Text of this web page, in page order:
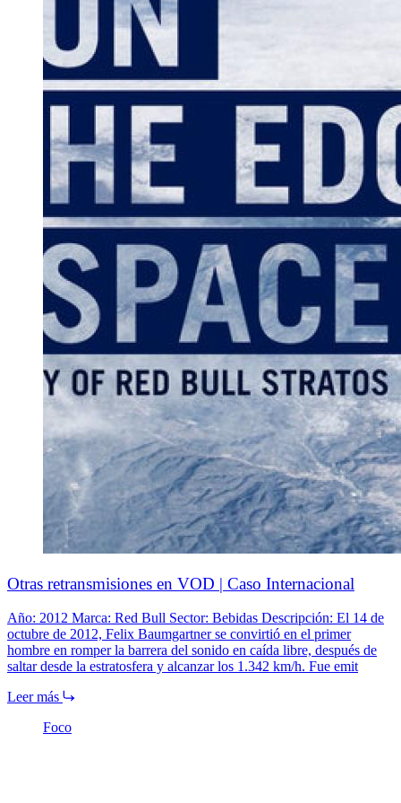
Otras retransmisiones en VOD | Caso Internacional
Año: 2012 Marca: Red Bull Sector: Bebidas Descripción: El 14 de
octubre de 2012, Felix Baumgartner se convirtió en el primer
hombre en romper la barrera del sonido en caída libre, después de
saltar desde la estratosfera y alcanzar los 1.342 km/h. Fue emit
Leer más
Foco